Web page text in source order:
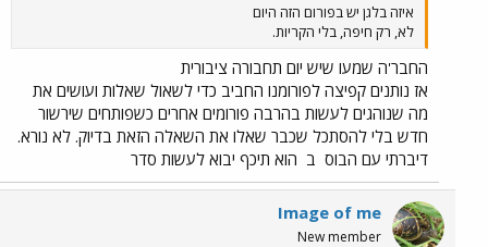
איזה בלגן יש בפורום הזה היום
לא, רק חיפה, בלי הקריות.
החבר'ה שמעו שיש יום תחבורה ציבורית
אז נותנים קפיצה לפורומנו החביב כדי לשאול שאלות ועושים את
מה שנוהגים לעשות בהרבה פורומים אחרים כשפותחים שירשור
חדש בלי להסתכל שכבר שאלו את השאלה הזאת בדיוק. לא נורא.
דיברתי עם הבוס ב הוא תיכף יבוא לעשות סדר
Image of me
New member